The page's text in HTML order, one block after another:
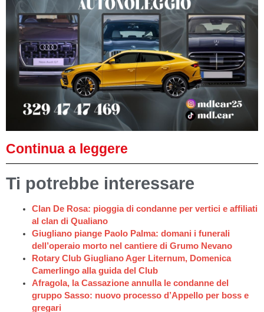
Continua a leggere
Ti potrebbe interessare
Clan De Rosa: pioggia di condanne per vertici e affiliati
al clan di Qualiano
Giugliano piange Paolo Palma: domani i funerali
dell’operaio morto nel cantiere di Grumo Nevano
Rotary Club Giugliano Ager Liternum, Domenica
Camerlingo alla guida del Club
Afragola, la Cassazione annulla le condanne del
gruppo Sasso: nuovo processo d’Appello per boss e
gregari